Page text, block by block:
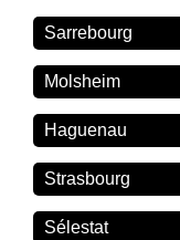
Sarrebourg
Molsheim
Haguenau
Strasbourg
Sélestat